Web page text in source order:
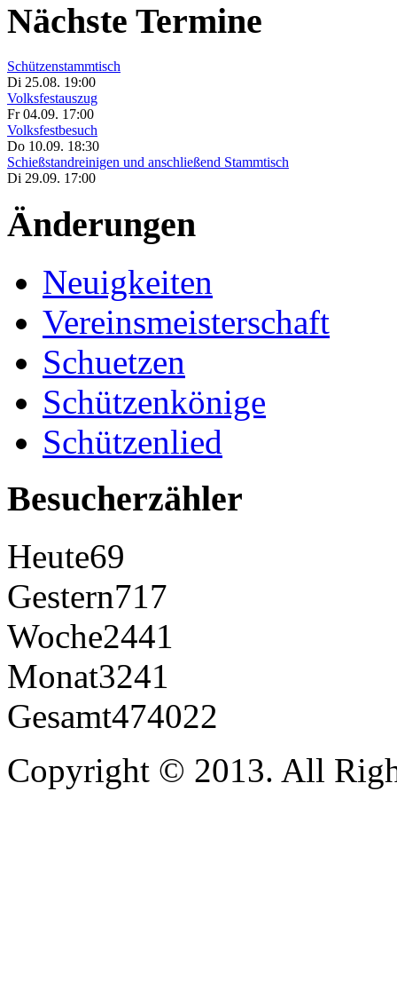
Nächste Termine
Schützenstammtisch
Di 25.08. 19:00
Volksfestauszug
Fr 04.09. 17:00
Volksfestbesuch
Do 10.09. 18:30
Schießstandreinigen und anschließend Stammtisch
Di 29.09. 17:00
Änderungen
Neuigkeiten
Vereinsmeisterschaft
Schuetzen
Schützenkönige
Schützenlied
Besucherzähler
Heute69
Gestern717
Woche2441
Monat3241
Gesamt474022
Copyright © 2013. All